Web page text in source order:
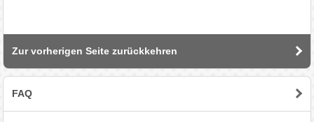
Zur vorherigen Seite zurückkehren
FAQ